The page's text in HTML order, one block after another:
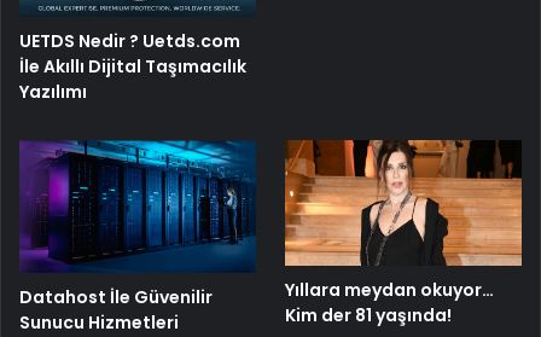
UETDS Nedir ? Uetds.com
İle Akıllı Dijital Taşımacılık
Yazılımı
Datahost İle Güvenilir
Sunucu Hizmetleri
Yıllara meydan okuyor…
Kim der 81 yaşında!